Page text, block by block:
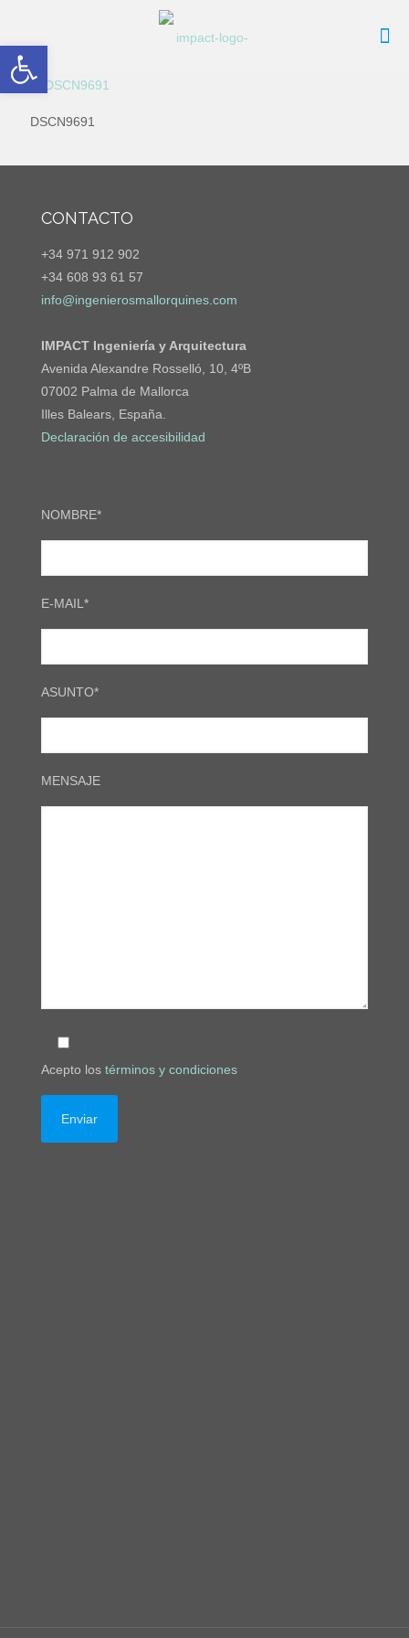
DSCN9691
CONTACTO
+34 971 912 902
+34 608 93 61 57
info@ingenierosmallorquines.com
IMPACT Ingeniería y Arquitectura
Avenida Alexandre Rosselló, 10, 4ºB
07002 Palma de Mallorca
Illes Balears, España.
Declaración de accesibilidad
NOMBRE*
E-MAIL*
ASUNTO*
MENSAJE
Acepto los términos y condiciones
Abrir barra de herramientas